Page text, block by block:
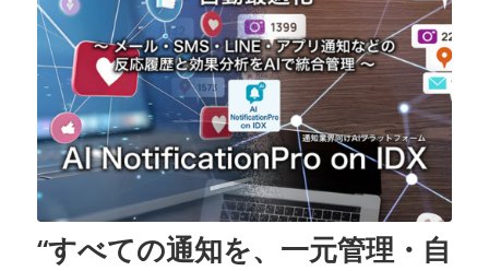
“すべての通知を、一元管理・自